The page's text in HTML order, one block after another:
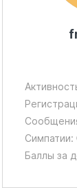
Симпатии:
Баллы за